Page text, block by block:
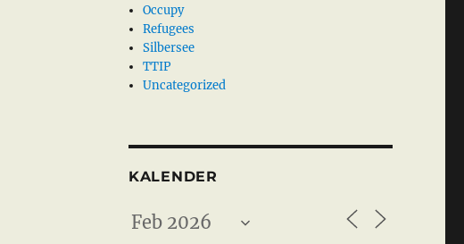
Occupy
Refugees
Silbersee
TTIP
Uncategorized
KALENDER